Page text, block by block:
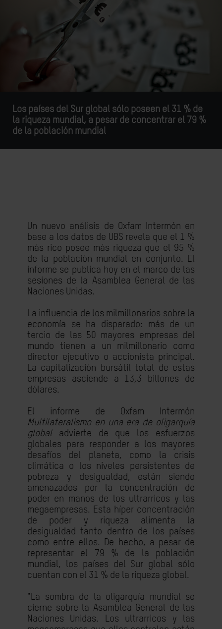
Los países del Sur global sólo poseen el 31 % de
la riqueza mundial, a pesar de concentrar el 79 %
de la población mundial
Un nuevo análisis de Oxfam Intermón en
base a los datos de UBS revela que el 1 %
más rico posee más riqueza que el 95 %
de la población mundial en conjunto. El
informe se publica hoy en el marco de las
sesiones de la Asamblea General de las
Naciones Unidas.
La influencia de los milmillonarios sobre la
economía se ha disparado: más de un
tercio de las 50 mayores empresas del
mundo tienen a un milmillonario como
director ejecutivo o accionista principal.
La capitalización bursátil total de estas
empresas asciende a 13,3 billones de
dólares.
El informe de Oxfam Intermón
Multilateralismo en una era de oligarquía
globaladvierte de que los esfuerzos
globales para responder a los mayores
desafíos del planeta, como la crisis
climática o los niveles persistentes de
pobreza y desigualdad, están siendo
amenazados por la concentración de
poder en manos de los ultrarricos y las
megaempresas. Esta híper concentración
de poder y riqueza alimenta la
desigualdad tanto dentro de los países
como entre ellos. De hecho, a pesar de
representar el 79 % de la población
mundial, los países del Sur global sólo
cuentan con el 31 % de la riqueza global.
"La sombra de la oligarquía mundial se
cierne sobre la Asamblea General de las
Naciones Unidas. Los ultrarricos y las